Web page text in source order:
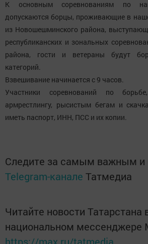
К основным соревнованиям по
допускаются борцы, проживающие в
из Новошешминского района,
республиканских и зональных
района, гости и ветераны будут
категорий.
Взвешивание начинается с 9 часов.
Участники соревнований по
армрестлингу, рысистым бегам и
иметь паспорт, ИНН, ПСС и их копии.
Следите за самым важным и
Telegram-канале Татмедиа
Читайте новости Татарстана
национальном мессенджере
https://max.ru/tatmedia